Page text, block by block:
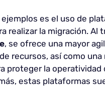
es el uso de
realizar la migración. Al
, se ofrece una mayor
recursos, así como una
proteger la operatividad
estas plataformas